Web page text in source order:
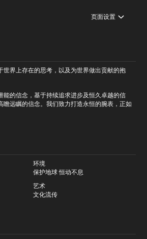
页面设置
世界上存在的思考，以及为世界做出贡献的抱
能的信念，基于持续追求进步及恒久卓越的信
瞻远瞩的信念。我们致力打造永恒的腕表，正如
环境
保护地球 恒动不息
艺术
文化流传